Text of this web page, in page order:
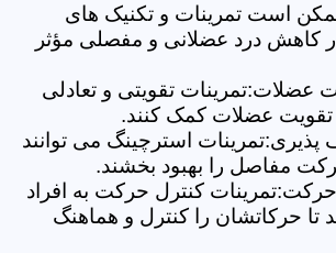
است تمرینات و تکنیک های
کاهش درد عضلانی و مفصلی مؤثر
عضلات:تمرینات تقویتی و تعادلی
تقویت عضلات کمک کنند.
پذیری:تمرینات استرچینگ می توانند
مفاصل را بهبود بخشند.
حرکت:تمرینات کنترل حرکت به افراد
حرکاتشان را کنترل و هماهنگ